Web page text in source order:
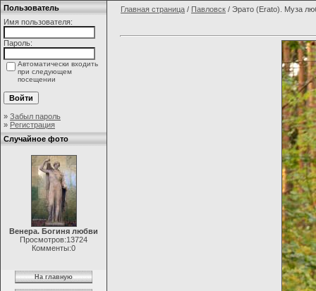
Пользователь
Имя пользователя:
Пароль:
Автоматически входить
при следующем
посещении
» Забыл пароль
» Регистрация
Случайное фото
Венера. Богиня любви
Просмотров:13724
Комменты:0
На главную
Главная страница / Павловск / Эрато (Erato). Муза